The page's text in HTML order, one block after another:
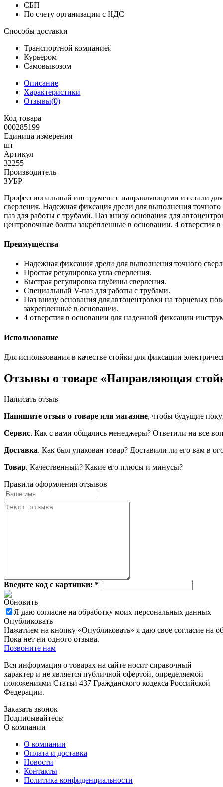
СБП
По счету организации с НДС
Способы доставки
Транспортной компанией
Курьером
Самовывозом
Описание
Характеристики
Отзывы(0)
Код товара
000285199
Единица измерения
шт
Артикул
32255
Производитель
ЗУБР
Профессиональный инструмент с направляющими из стали
сверления. Надежная фиксация дрели для выполнения
паз для работы с трубами. Паз внизу основания для
центровочные болты закрепленные в основании. 4 отверстия
Преимущества
Надежная фиксация дрели для выполнения точного
Простая регулировка угла сверления.
Быстрая регулировка глубины сверления.
Специальный V-паз для работы с трубами.
Паз внизу основания для автоцентровки на торцевых
закрепленные в основании.
4 отверстия в основании для надежной фиксации
Использование
Для использования в качестве стойки для фиксации
Отзывы о товаре «Направляющая
Написать отзыв
Напишите отзыв о товаре или магазине, чтобы будущие
Сервис. Как с вами общались менеджеры? Ответили на все
Доставка. Как был упакован товар? Доставили ли его вам в
Товар. Качественный? Какие его плюсы и минусы?
Правила оформления отзывов
Введите код с картинки: *
Обновить
Я даю согласие на обработку моих персональных данных
Опубликовать
Нажатием на кнопку «Опубликовать» я даю свое согласие на
Пока нет ни одного отзыва.
Позвоните нам
Вся информация о товарах на сайте носит справочный
характер и не является публичной офертой, определяемой
положениями Статьи 437 Гражданского кодекса Российской
Федерации.
Заказать звонок
Подписывайтесь:
О компании
О компании
Оплата и доставка
Новости
Контакты
Политика конфиденциальности